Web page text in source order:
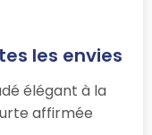
les envies
élégant à la
affirmée